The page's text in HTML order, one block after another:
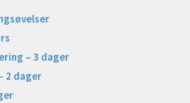
– 3 dager
2 dager